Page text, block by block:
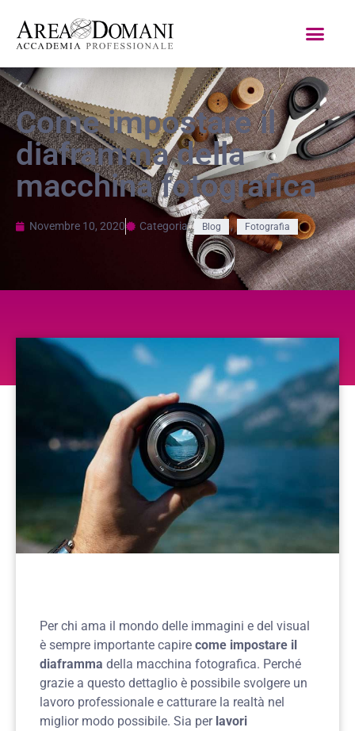
Come impostare il
diaframma della
macchina fotografica
Novembre 10, 2020 Categoria: Blog , Fotografia
Per chi ama il mondo delle immagini e del visual
è sempre importante capire come impostare il
diaframma della macchina fotografica. Perché
grazie a questo dettaglio è possibile svolgere un
lavoro professionale e catturare la realtà nel
miglior modo possibile. Sia per lavori